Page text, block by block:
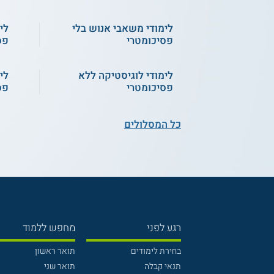
אפיק מעבר להנדסת
חשמל מהפתוחה
לאוניברסיטת תל אביב
שירות אישי חינם
אפקה - הנדסת חשמל התמחות
ואלקטרואופטיקה
לימודי משאבי אנוש בלי
פסיכומטרי
לימודי לוגיסטיקה ללא
פסיכומטרי
כל המסלולים
רגע לפני
בחירת לימודים
תנאי קבלה
מחפש ללמוד
תואר ראשון
תואר שני